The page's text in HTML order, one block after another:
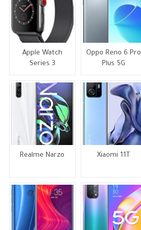
Apple Watch
Series 3
Oppo Reno 6 Pro
Plus 5G
Realme Narzo Xiaomi 11T